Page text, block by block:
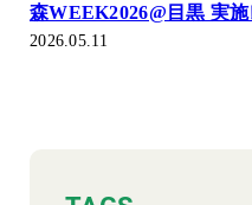
森WEEK2026@目黒 実
2026.05.11